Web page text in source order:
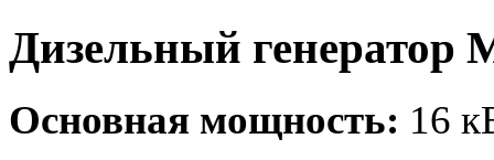
Дизельный генератор
Основная мощность: 16